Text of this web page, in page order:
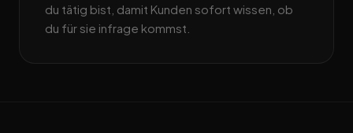
du tätig bist, damit Kunden sofort wissen, ob
du für sie infrage kommst.